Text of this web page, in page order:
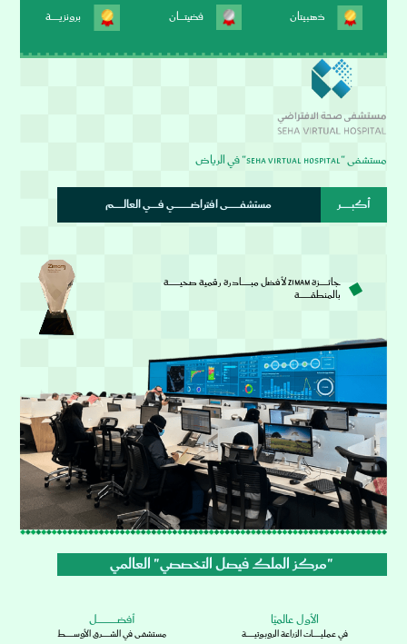
ذهبيتان فضيتــــــان برونزيـــــــــة
مستشفى "Seha Virtual Hospital" في الرياض
أكبــــــــــــر مستشفـــــــــــــى افتراضــــــــــــــــــي فــــــــي العالـــــــــــم
جائـــــــــزة Zimam لأفضل مبــــــــــادرة رقمية صحيــــــــــــة
بالمنطقــــــــــــة
"مركز الملك فيصل التخصصي" العالمي
الأول عالميًا
في عمليـــــــــات الزراعة الروبوتيـــــــــة
أفضــــــــــــــــــــــل
مستشفـى في الشـــــــــرق الأوســـــــــط